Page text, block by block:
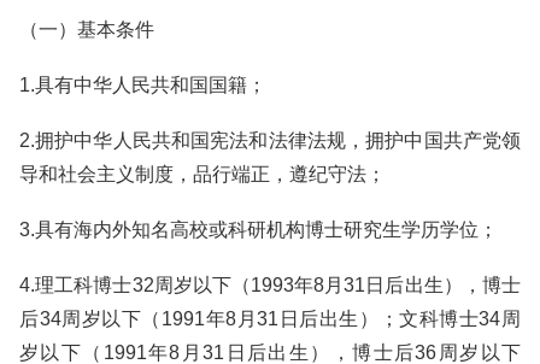
（一）基本条件
1.具有中华人民共和国国籍；
2.拥护中华人民共和国宪法和法律法规，拥护中国共产党领
导和社会主义制度，品行端正，遵纪守法；
3.具有海内外知名高校或科研机构博士研究生学历学位；
4.理工科博士32周岁以下（1993年8月31日后出生），博士
后34周岁以下（1991年8月31日后出生）；文科博士34周
岁以下（1991年8月31日后出生），博士后36周岁以下